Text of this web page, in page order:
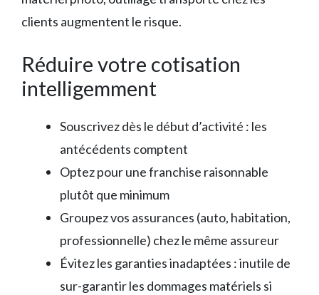
clients augmentent le risque.
Réduire votre cotisation
intelligemment
Souscrivez dès le début d’activité : les
antécédents comptent
Optez pour une franchise raisonnable
plutôt que minimum
Groupez vos assurances (auto, habitation,
professionnelle) chez le même assureur
Évitez les garanties inadaptées : inutile de
sur-garantir les dommages matériels si